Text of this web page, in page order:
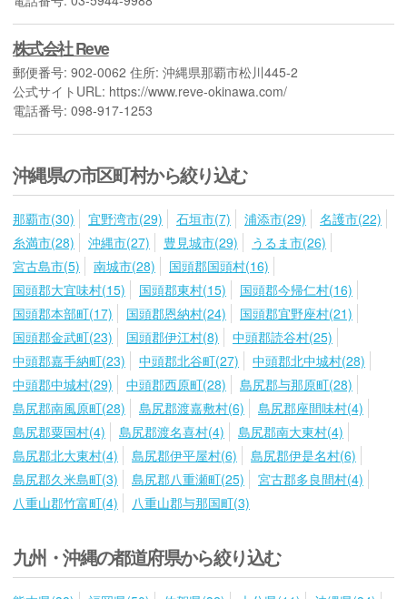
株式会社 Reve
郵便番号: 902-0062 住所: 沖縄県那覇市松川445-2
公式サイトURL: https://www.reve-okinawa.com/
電話番号: 098-917-1253
沖縄県の市区町村から絞り込む
那覇市(30) 宜野湾市(29) 石垣市(7) 浦添市(29)
名護市(22)
糸満市(28)
沖縄市(27) 豊見城市(29)
うるま市(26)
宮古島市(5)
南城市(28)
国頭郡国頭村(16)
国頭郡大宜味村(15)
国頭郡東村(15)
国頭郡今帰仁村(16)
国頭郡本部町(17)
国頭郡恩納村(24)
国頭郡宜野座村(21)
国頭郡金武町(23)
国頭郡伊江村(8)
中頭郡読谷村(25)
中頭郡嘉手納町(23)
中頭郡北谷町(27)
中頭郡北中城村(28)
中頭郡中城村(29)
中頭郡西原町(28)
島尻郡与那原町(28)
島尻郡南風原町(28)
島尻郡渡嘉敷村(6)
島尻郡座間味村(4)
島尻郡粟国村(4)
島尻郡渡名喜村(4)
島尻郡南大東村(4)
島尻郡北大東村(4)
島尻郡伊平屋村(6)
島尻郡伊是名村(6)
島尻郡久米島町(3)
島尻郡八重瀬町(25)
宮古郡多良間村(4)
八重山郡竹富町(4)
八重山郡与那国町(3)
九州・沖縄の都道府県から絞り込む